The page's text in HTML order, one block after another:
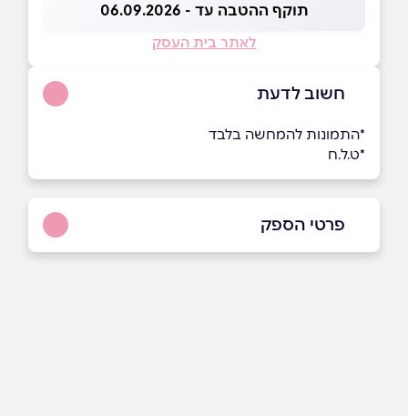
תוקף ההטבה עד - 06.09.2026
לאתר בית העסק
חשוב לדעת
*התמונות להמחשה בלבד
*ט.ל.ח
פרטי הספק